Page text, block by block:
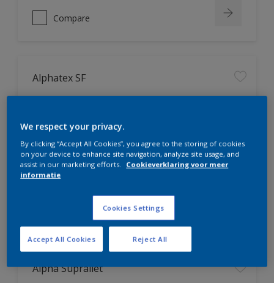
Compare
Alphatex SF
Hoge dekkracht. Klasse 1 volgens
DIN EN 13300
Natte schrobvastheid klasse 1
Alpha Supraliet
We respect your privacy.
By clicking “Accept All Cookies”, you agree to the storing of cookies
on your device to enhance site navigation, analyze site usage, and
assist in our marketing efforts.
Cookieverklaring voor meer
informatie
Cookies Settings
Reject All
Accept All Cookies